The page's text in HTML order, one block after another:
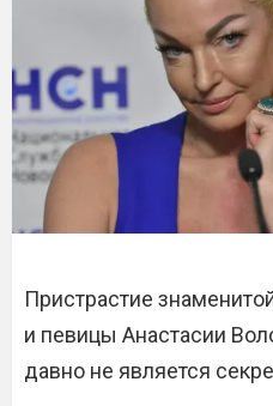
Пристрастие
и певицы Анастасии
давно не является